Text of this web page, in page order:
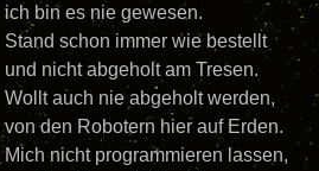
ich bin es nie gewesen.
Stand schon immer wie bestellt
und nicht abgeholt am Tresen.
Wollt auch nie abgeholt werden,
von den Robotern hier auf Erden.
Mich nicht programmieren lassen,